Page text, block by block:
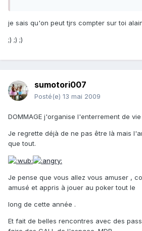
je sais qu'on peut tjrs compter sur toi
;) ;) ;)
sumotori007
Posté(e) 13 mai 2009
DOMMAGE j'organise l'enterrement de
Je regrette déjà de ne pas être là mais
que tout.
Je pense que vous allez vous amuser ,
amusé et appris à jouer au poker tout le
long de cette année .
Et fait de belles rencontres avec des